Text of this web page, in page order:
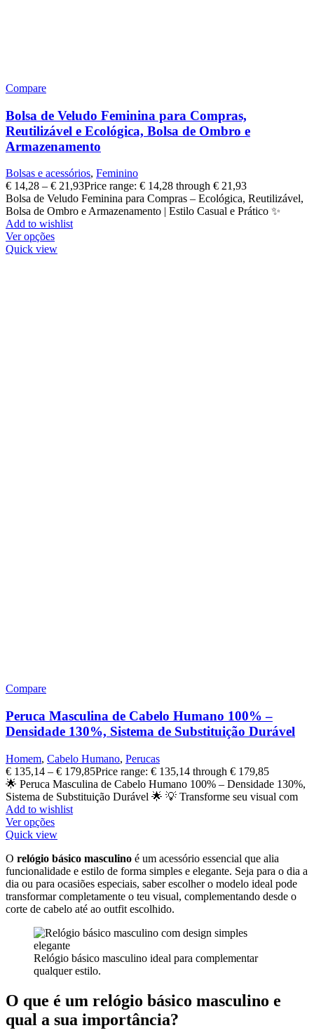
Compare
Bolsa de Veludo Feminina para Compras,
Reutilizável e Ecológica, Bolsa de Ombro e
Armazenamento
Bolsas e acessórios, Feminino
€ 14,28 – € 21,93Price range: € 14,28 through € 21,93
Bolsa de Veludo Feminina para Compras – Ecológica, Reutilizável,
Bolsa de Ombro e Armazenamento | Estilo Casual e Prático ✨
Add to wishlist
Ver opções
Quick view
Compare
Peruca Masculina de Cabelo Humano 100% –
Densidade 130%, Sistema de Substituição Durável
Homem, Cabelo Humano, Perucas
€ 135,14 – € 179,85Price range: € 135,14 through € 179,85
🌟 Peruca Masculina de Cabelo Humano 100% – Densidade 130%,
Sistema de Substituição Durável 🌟 💡 Transforme seu visual com
Add to wishlist
Ver opções
Quick view
O relógio básico masculino é um acessório essencial que alia
funcionalidade e estilo de forma simples e elegante. Seja para o dia a
dia ou para ocasiões especiais, saber escolher o modelo ideal pode
transformar completamente o teu visual, complementando desde o
corte de cabelo até ao outfit escolhido.
Relógio básico masculino ideal para complementar
qualquer estilo.
O que é um relógio básico masculino e
qual a sua importância?